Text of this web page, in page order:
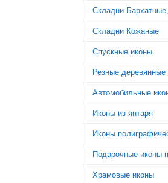
Складни
Складни Кожаные
Спускные иконы
Резные деревянные
Автомобильные
Иконы из янтаря
Иконы
Подарочные иконы
Храмовые иконы